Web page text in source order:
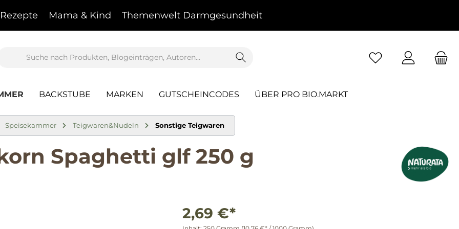
Rezepte Mama & Kind Themenwelt Darmgesundheit
BACKSTUBE MARKEN GUTSCHEINCODES ÜBER PRO BIO.MARKT
Speisekammer Teigwaren&Nudeln Sonstige Teigwaren
Spaghetti glf 250 g
2,69 €*